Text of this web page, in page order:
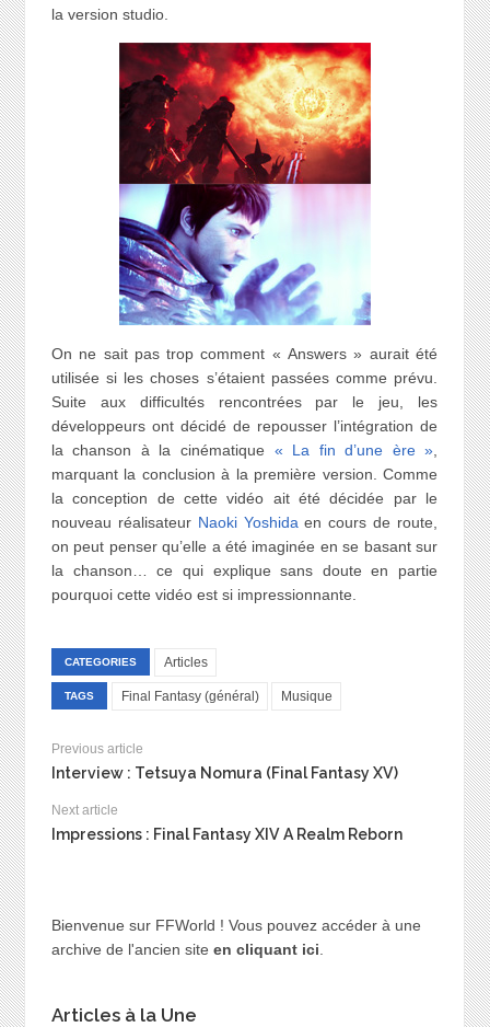
la version studio.
On ne sait pas trop comment « Answers » aurait été
utilisée si les choses s’étaient passées comme prévu.
Suite aux difficultés rencontrées par le jeu, les
développeurs ont décidé de repousser l’intégration de
la chanson à la cinématique « La fin d’une ère »
marquant la conclusion à la première version. Comme
la conception de cette vidéo ait été décidée par le
nouveau réalisateur Naoki Yoshida en cours de route,
on peut penser qu’elle a été imaginée en se basant sur
la chanson… ce qui explique sans doute en partie
pourquoi cette vidéo est si impressionnante.
CATEGORIES Articles
TAGS Final Fantasy (général) Musique
Previous article
Interview : Tetsuya Nomura (Final Fantasy XV)
Next article
Impressions : Final Fantasy XIV A Realm Reborn
Bienvenue sur FFWorld ! Vous pouvez accéder à une
archive de l'ancien site en cliquant ici.
Articles à la Une